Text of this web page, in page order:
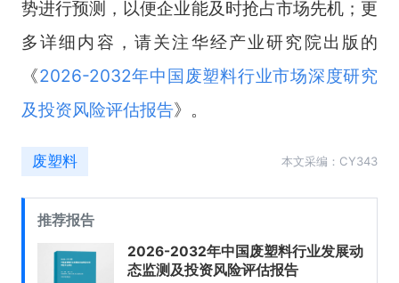
势进行预测，以便企业能及时抢占市场先机；更
多详细内容，请关注华经产业研究院出版的
《2026-2032年中国废塑料行业市场深度研究
及投资风险评估报告》。
废塑料 本文采编：CY343
推荐报告
2026-2032年中国废塑料行业发展动
态监测及投资风险评估报告